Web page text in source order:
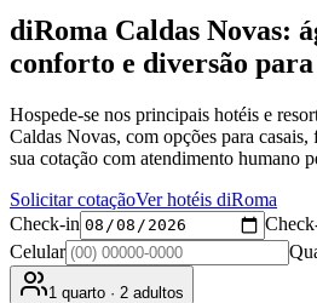
diRoma Caldas Novas:
conforto e diversão
Hospede-se nos principais hotéis e
Caldas Novas, com opções para
sua cotação com atendimento humano
Solicitar cotaçãoVer hotéis diRoma
Check-in
Celular
1 quarto · 2 adultos